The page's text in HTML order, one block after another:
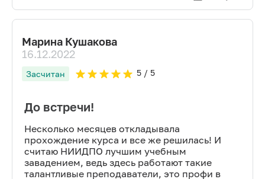
Марина Кушакова
16.12.2022
Засчитан 5/ 5
До встречи!
Несколько месяцев откладывала
прохождение курса и все же решилась! И
считаю НИИДПО лучшим учебным
завадением, ведь здесь работают такие
талантливые преподаватели, это профи в